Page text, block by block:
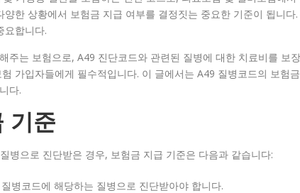
양한 상황에서 보험금 지급 여부를 결정짓는 중요한 기준이 됩니
요합니다.
주는 보험으로, A49 진단코드와 관련된 질병에 대한 치료비를 보
가입자들에게 필수적입니다. 이 글에서는 A49 질병코드의 보험
다.
기준
병으로 진단받은 경우, 보험금 지급 기준은 다음과 같습니다:
병코드에 해당하는 질병으로 진단받아야 합니다.